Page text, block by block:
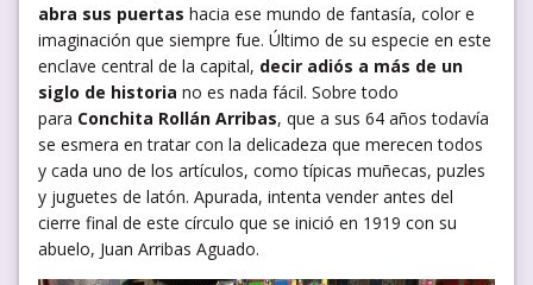
abra sus puertas hacia ese mundo de fantasía, color e
imaginación que siempre fue. Último de su especie en este
enclave central de la capital, decir adiós a más de un
siglo de historia no es nada fácil. Sobre todo
para Conchita Rollán Arribas, que a sus 64 años todavía
se esmera en tratar con la delicadeza que merecen todos
y cada uno de los artículos, como típicas muñecas, puzles
y juguetes de latón. Apurada, intenta vender antes del
cierre final de este círculo que se inició en 1919 con su
abuelo, Juan Arribas Aguado.